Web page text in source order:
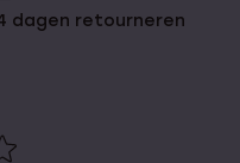
dagen retourneren